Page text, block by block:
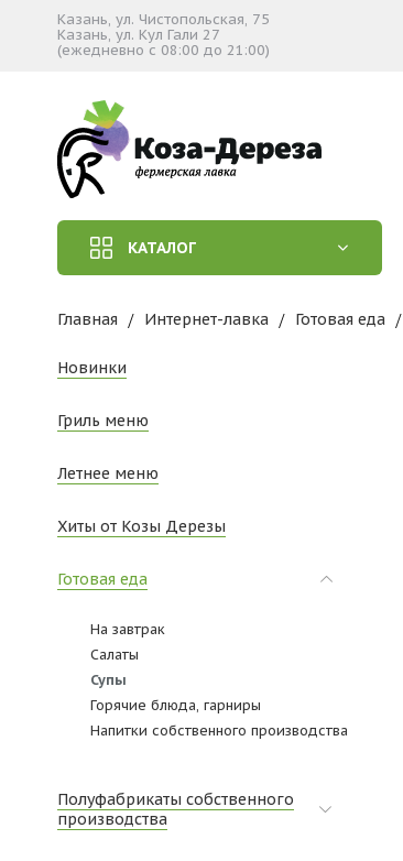
Казань, ул. Чистопольская, 75
Казань, ул. Кул Гали 27
(ежедневно с 08:00 до 21:00)
КАТАЛОГ
Главная Интернет-лавка Готовая еда
Новинки
Гриль меню
Летнее меню
Хиты от Козы Дерезы
Готовая еда
На завтрак
Салаты
Супы
Горячие блюда, гарниры
Напитки собственного производства
Полуфабрикаты собственного
производства